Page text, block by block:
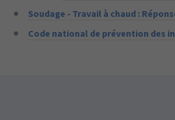
Soudage - Travail à chaud :
Code national de prévention des